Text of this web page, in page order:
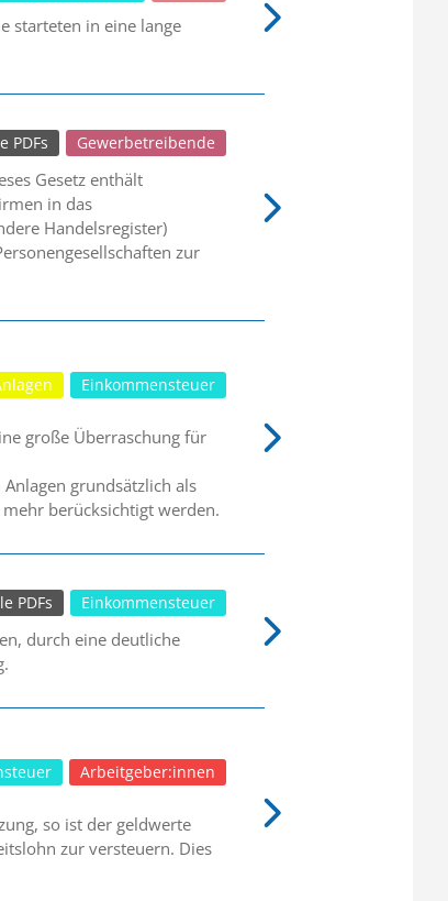
starteten in eine lange
Gewerbetreibende
PDFs
Gesetz enthält
in das
Handelsregister)
zur
Einkommensteuer
große Überraschung für
grundsätzlich als
berücksichtigt werden.
Einkommensteuer
PDFs
durch eine deutliche
Arbeitgeber:innen
so ist der geldwerte
zur versteuern. Dies